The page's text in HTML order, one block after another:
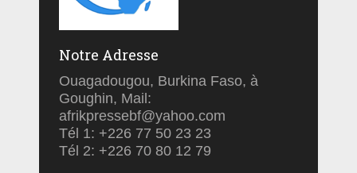
Notre Adresse
Ouagadougou, Burkina Faso, à
Goughin, Mail:
afrikpressebf@yahoo.com
Tél 1: +226 77 50 23 23
Tél 2: +226 70 80 12 79